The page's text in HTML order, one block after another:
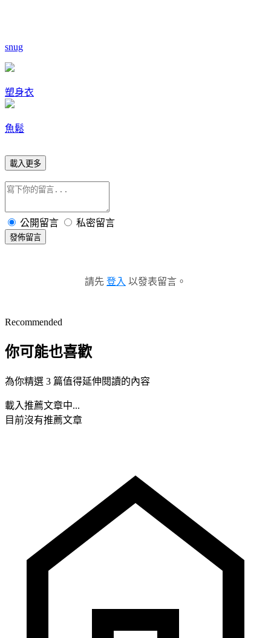
snug
塑身衣
魚鬆
載入更多
公開留言 私密留言
發佈留言
請先 登入 以發表留言。
Recommended
你可能也喜歡
為你精選 3 篇值得延伸閱讀的內容
載入推薦文章中...
目前沒有推薦文章